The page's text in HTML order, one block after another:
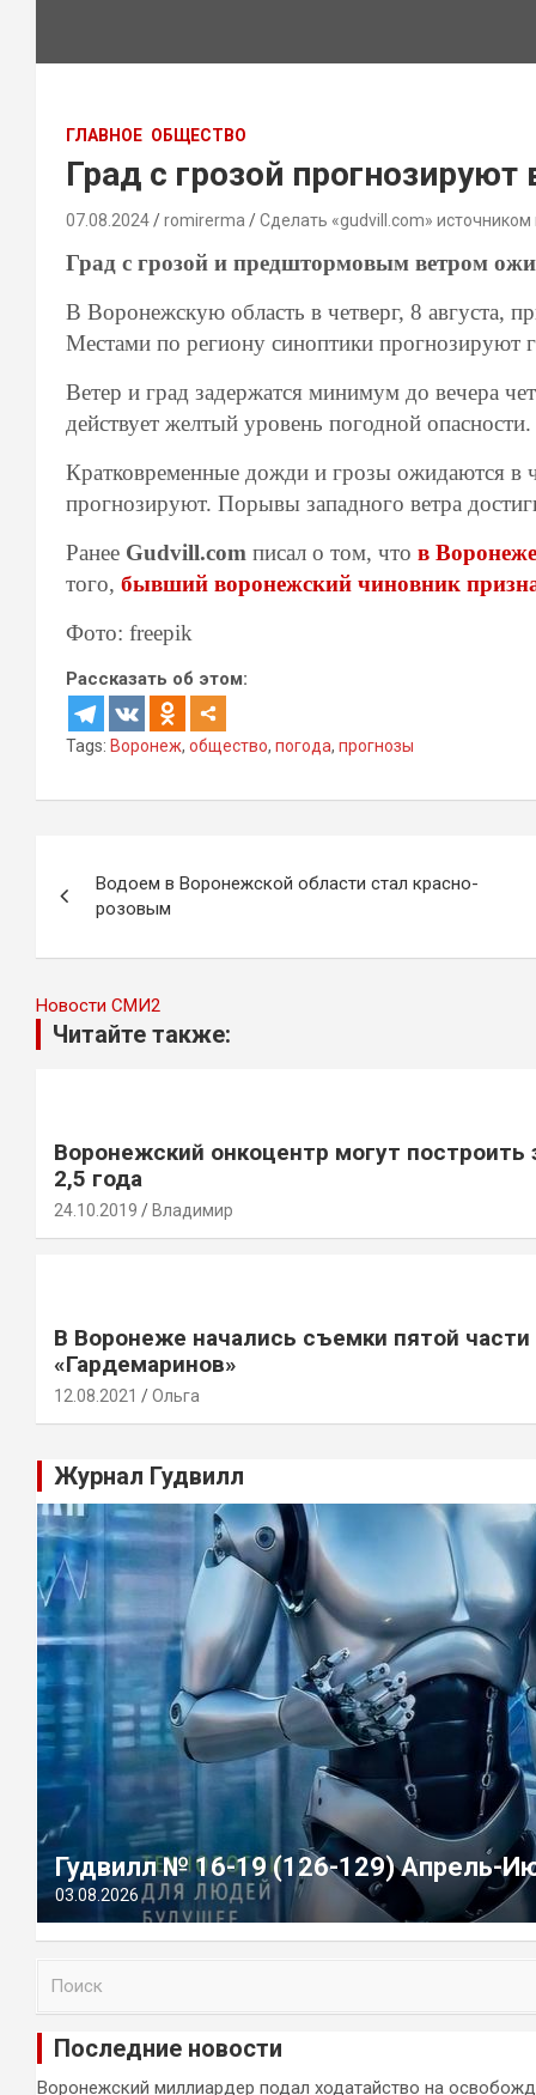
ГЛАВНОЕ ОБЩЕСТВО
Град с грозой
07.08.2024 romirerma Сделать «gudvill.com» источником
Град с грозой и предштормовым ветром
В Воронежскую область в четверг, 8 августа,
Местами по региону синоптики прогнозируют
Ветер и град задержатся минимум до вечера
действует желтый уровень погодной опасности.
Кратковременные дожди и грозы ожидаются в
прогнозируют. Порывы западного ветра
Ранее Gudvill.com писал о том, что в
того, бывший воронежский чиновник
Фото: freepik
Рассказать об этом:
Tags: Воронеж, общество, погода, прогнозы
по
записям
Водоем в Воронежской области стал красно-
розовым
Новости СМИ2
Читайте также:
Воронежский онкоцентр могут построить
2,5 года
24.10.2019 Владимир
В Воронеже начались съемки пятой части
«Гардемаринов»
12.08.2021 Ольга
Журнал Гудвилл
Гудвилл № 16-19 (126-129) Апрель-
03.08.2026
и
Последние новости
Воронежский миллиардер подал ходатайство на